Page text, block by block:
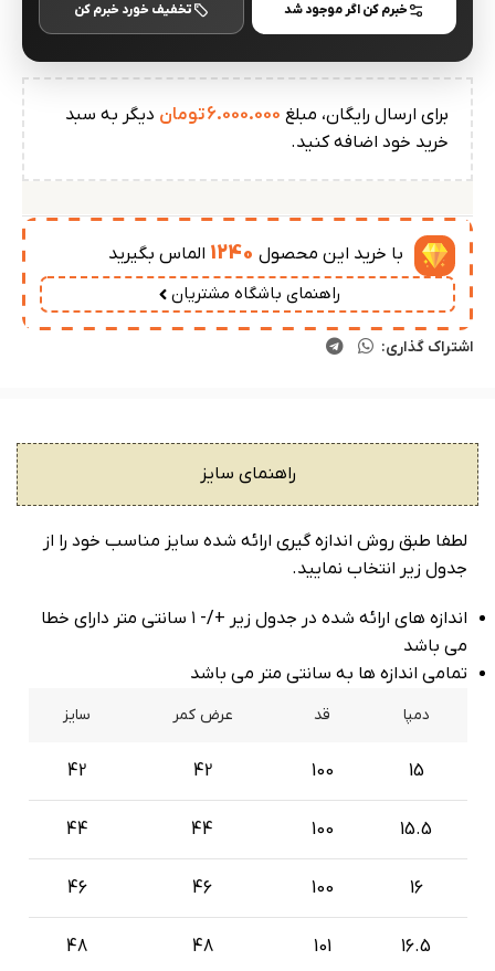
خبرم کن اگر موجود شد تخفیف خورد خبرم کن
برای ارسال رایگان، مبلغ 6.000.000تومان دیگر به سبد
خرید خود اضافه کنید.
با خرید این محصول 1240 الماس بگیرید
راهنمای باشگاه مشتریان
اشتراک گذاری:
راهنمای سایز
لطفا طبق روش اندازه گیری ارائه شده سایز مناسب خود را از
جدول زیر انتخاب نمایید.
اندازه های ارائه شده در جدول زیر +/- ۱ سانتی متر دارای خطا
می باشد
تمامی اندازه ها به سانتی متر می باشد
دمپا قد عرض کمر سایز
15
100
42
42
15.5
100
44
44
16
100
46
46
16.5
101
48
48